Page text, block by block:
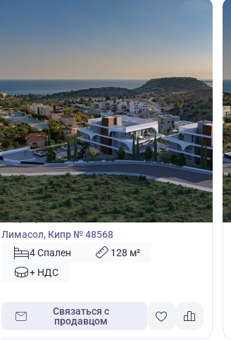
€650 000
Квартира
Квартира с 4 спальнями в Агиос Тихонас,
Лимасол, Кипр № 48568
4 Спален
128 м²
+ НДС
Связаться с
продавцом